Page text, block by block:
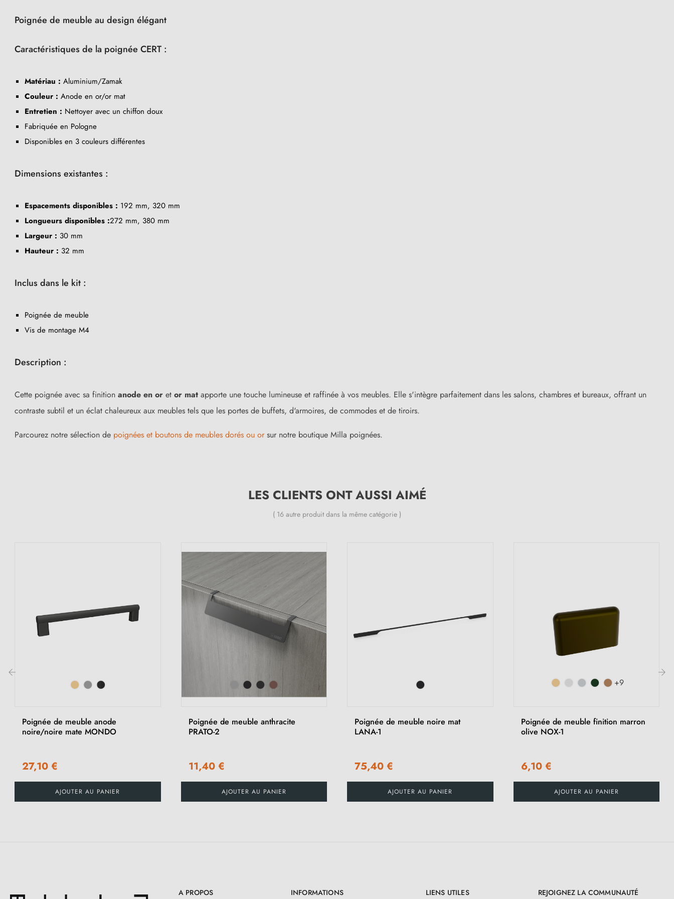
Poignée de meuble au design élégant
Caractéristiques de la poignée CERT :
Matériau : Aluminium/Zamak
Couleur : Anode en or/or mat
Entretien : Nettoyer avec un chiffon doux
Fabriquée en Pologne
Disponibles en 3 couleurs différentes
Dimensions existantes :
Espacements disponibles : 192 mm, 320 mm
Longueurs disponibles :272 mm, 380 mm
Largeur : 30 mm
Hauteur : 32 mm
Inclus dans le kit :
Poignée de meuble
Vis de montage M4
Description :
Cette poignée avec sa finition anode en or et or mat apporte une touche lumineuse et raffinée à vos meubles. Elle s'intègre parfaitement dans les salons, chambres et bureaux, offrant un
contraste subtil et un éclat chaleureux aux meubles tels que les portes de buffets, d'armoires, de commodes et de tiroirs.
Parcourez notre sélection de poignées et boutons de meubles dorés ou or sur notre boutique Milla poignées.
LES CLIENTS ONT AUSSI AIMÉ
( 16 autre produit dans la même catégorie )
Poignée de meuble anode
noire/noire mate MONDO
27,10 €
AJOUTER AU PANIER
Poignée de meuble anthracite
PRATO-2
11,40 €
AJOUTER AU PANIER
Poignée de meuble noire mat
LANA-1
75,40 €
AJOUTER AU PANIER
+9
Poignée de meuble finition marron
olive NOX-1
6,10 €
AJOUTER AU PANIER
A PROPOS INFORMATIONS LIENS UTILES REJOIGNEZ LA COMMUNAUTÉ